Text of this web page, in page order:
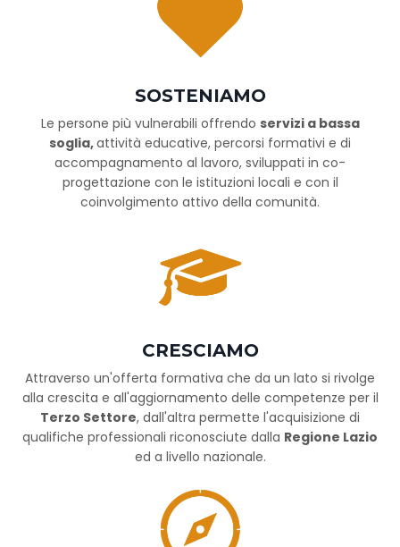
SOSTENIAMO
Le persone più vulnerabili offrendo servizi a bassa
soglia,attività educative, percorsi formativi e di
accompagnamento al lavoro, sviluppati in co-
progettazione con le istituzioni locali e con il
coinvolgimento attivo della comunità.
CRESCIAMO
Attraverso un'offerta formativa che da un lato si rivolge
alla crescita e all'aggiornamento delle competenze per il
Terzo Settore, dall'altra permette l'acquisizione di
qualifiche professionali riconosciute dalla Regione Lazio
ed a livello nazionale.